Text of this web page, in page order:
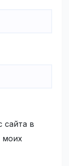
сайта в
моих